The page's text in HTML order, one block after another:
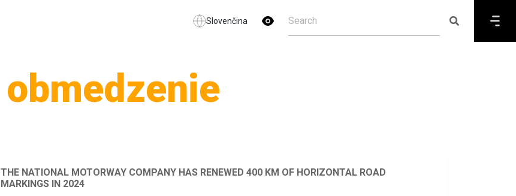
Slovenčina
obmedzenie
THE NATIONAL MOTORWAY COMPANY HAS RENEWED 400 KM OF HORIZONTAL ROAD
MARKINGS IN 2024